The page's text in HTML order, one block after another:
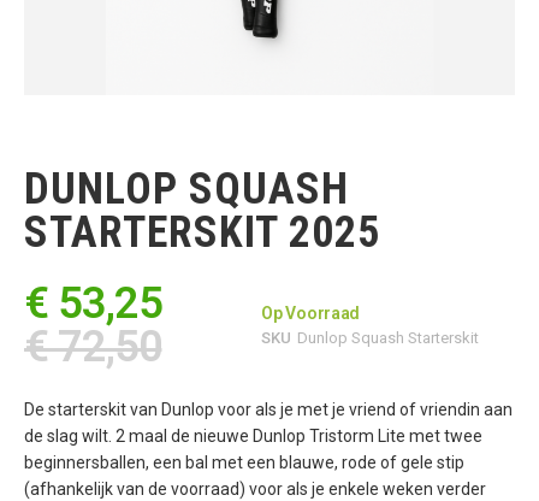
begin
van
de
afbeeldingen-
DUNLOP SQUASH
STARTERSKIT 2025
€ 53,25
€ 72,50
Op Voorraad
SKU Dunlop Squash Starterskit
De starterskit van Dunlop voor als je met je vriend of vriendin aan
de slag wilt. 2 maal de nieuwe Dunlop Tristorm Lite met twee
beginnersballen, een bal met een blauwe, rode of gele stip
(afhankelijk van de voorraad) voor als je enkele weken verder